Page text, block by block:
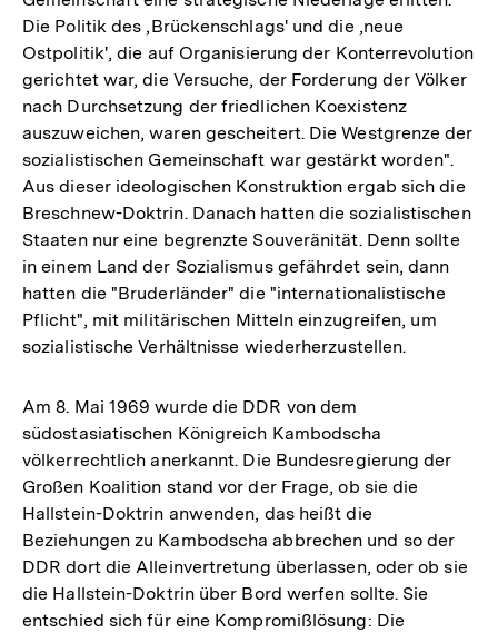
Die Politik des ,Brückenschlags' und die ,neue
Ostpolitik', die auf Organisierung der Konterrevolution
gerichtet war, die Versuche, der Forderung der Völker
nach Durchsetzung der friedlichen Koexistenz
auszuweichen, waren gescheitert. Die Westgrenze der
sozialistischen Gemeinschaft war gestärkt worden".
Aus dieser ideologischen Konstruktion ergab sich die
Breschnew-Doktrin. Danach hatten die sozialistischen
Staaten nur eine begrenzte Souveränität. Denn sollte
in einem Land der Sozialismus gefährdet sein, dann
hatten die "Bruderländer" die "internationalistische
Pflicht", mit militärischen Mitteln einzugreifen, um
sozialistische Verhältnisse wiederherzustellen.
Am 8. Mai 1969 wurde die DDR von dem
südostasiatischen Königreich Kambodscha
völkerrechtlich anerkannt. Die Bundesregierung der
Großen Koalition stand vor der Frage, ob sie die
Hallstein-Doktrin anwenden, das heißt die
Beziehungen zu Kambodscha abbrechen und so der
DDR dort die Alleinvertretung überlassen, oder ob sie
die Hallstein-Doktrin über Bord werfen sollte. Sie
entschied sich für eine Kompromißlösung: Die